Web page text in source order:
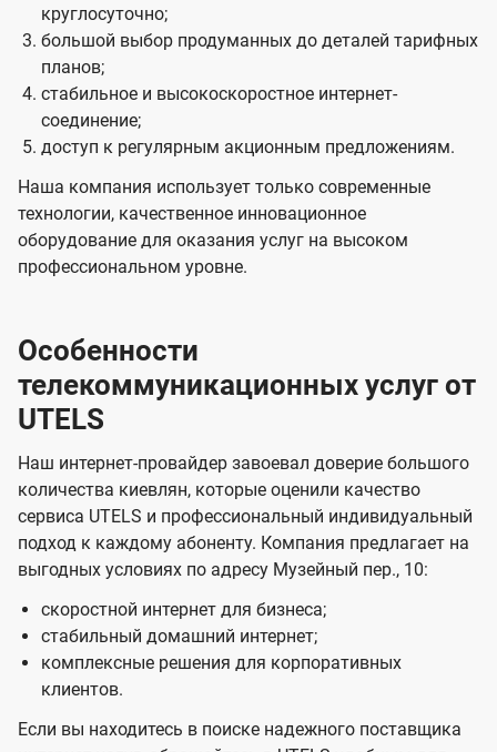
круглосуточно;
большой выбор продуманных до деталей тарифных
планов;
стабильное и высокоскоростное интернет-
соединение;
доступ к регулярным акционным предложениям.
Наша компания использует только современные
технологии, качественное инновационное
оборудование для оказания услуг на высоком
профессиональном уровне.
Особенности
телекоммуникационных услуг от
UTELS
Наш интернет-провайдер завоевал доверие большого
количества киевлян, которые оценили качество
сервиса UTELS и профессиональный индивидуальный
подход к каждому абоненту. Компания предлагает на
выгодных условиях по адресу Музейный пер., 10:
скоростной интернет для бизнеса;
стабильный домашний интернет;
комплексные решения для корпоративных
клиентов.
Если вы находитесь в поиске надежного поставщика